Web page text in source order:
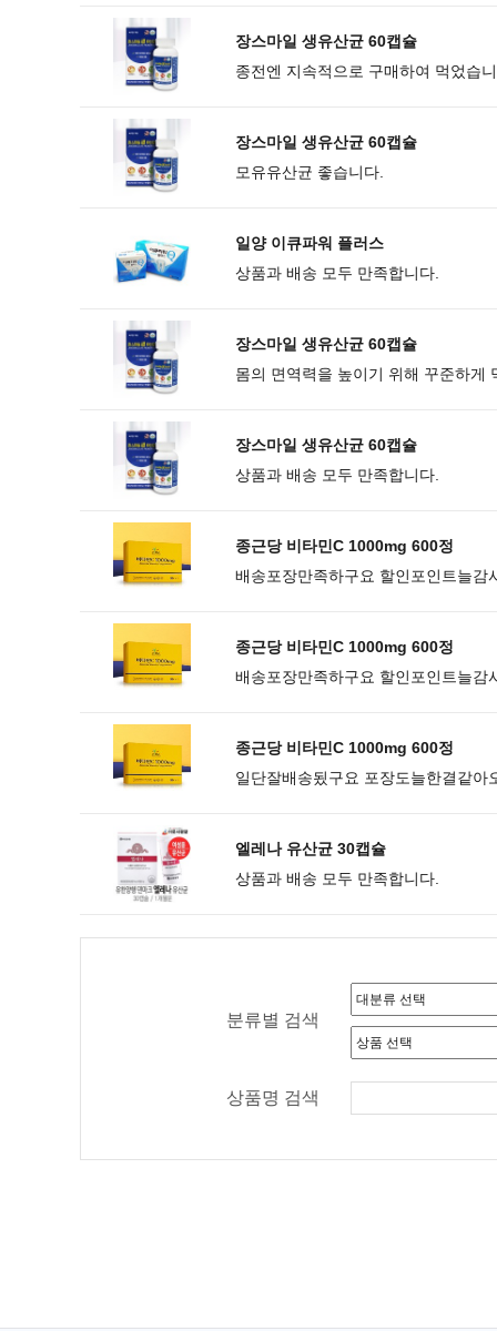
장스마일 생유산균 60캡슐
종전엔 지속적으로 구매하여 먹었습
장스마일 생유산균 60캡슐
모유유산균 좋습니다.
일양 이큐파워 플러스
상품과 배송 모두 만족합니다.
장스마일 생유산균 60캡슐
몸의 면역력을 높이기 위해 꾸준하게
장스마일 생유산균 60캡슐
상품과 배송 모두 만족합니다.
종근당 비타민C 1000mg 600정
배송포장만족하구요 할인포인트늘감
종근당 비타민C 1000mg 600정
배송포장만족하구요 할인포인트늘감
종근당 비타민C 1000mg 600정
일단잘배송됬구요 포장도늘한결같아
엘레나 유산균 30캡슐
상품과 배송 모두 만족합니다.
분류별 검색
상품명 검색